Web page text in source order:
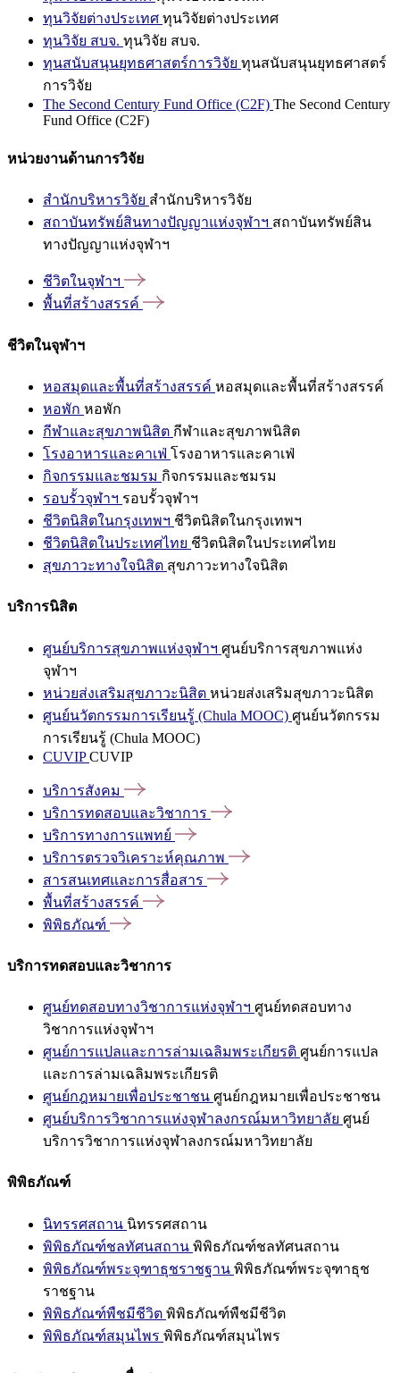
ทุนวิจัยต่างประเทศ ทุนวิจัยต่างประเทศ
ทุนวิจัย สบจ. ทุนวิจัย สบจ.
ทุนสนับสนุนยุทธศาสตร์การวิจัย ทุนสนับสนุนยุทธศาสตร์
การวิจัย
The Second Century Fund Office (C2F) The Second Century
Fund Office (C2F)
หน่วยงานด้านการวิจัย
สำนักบริหารวิจัย สำนักบริหารวิจัย
สถาบันทรัพย์สินทางปัญญาแห่งจุฬาฯ สถาบันทรัพย์สิน
ทางปัญญาแห่งจุฬาฯ
ชีวิตในจุฬาฯ
พื้นที่สร้างสรรค์
ชีวิตในจุฬาฯ
หอสมุดและพื้นที่สร้างสรรค์ หอสมุดและพื้นที่สร้างสรรค์
หอพัก หอพัก
กีฬาและสุขภาพนิสิต กีฬาและสุขภาพนิสิต
โรงอาหารและคาเฟ่ โรงอาหารและคาเฟ่
กิจกรรมและชมรม กิจกรรมและชมรม
รอบรั้วจุฬาฯ รอบรั้วจุฬาฯ
ชีวิตนิสิตในกรุงเทพฯ ชีวิตนิสิตในกรุงเทพฯ
ชีวิตนิสิตในประเทศไทย ชีวิตนิสิตในประเทศไทย
สุขภาวะทางใจนิสิต สุขภาวะทางใจนิสิต
บริการนิสิต
ศูนย์บริการสุขภาพแห่งจุฬาฯ ศูนย์บริการสุขภาพแห่ง
จุฬาฯ
หน่วยส่งเสริมสุขภาวะนิสิต หน่วยส่งเสริมสุขภาวะนิสิต
ศูนย์นวัตกรรมการเรียนรู้ (Chula MOOC) ศูนย์นวัตกรรม
การเรียนรู้ (Chula MOOC)
CUVIPCUVIP
บริการสังคม
บริการทดสอบและวิชาการ
บริการทางการแพทย์
บริการตรวจวิเคราะห์คุณภาพ
สารสนเทศและการสื่อสาร
พื้นที่สร้างสรรค์
พิพิธภัณฑ์
บริการทดสอบและวิชาการ
ศูนย์ทดสอบทางวิชาการแห่งจุฬาฯ ศูนย์ทดสอบทาง
วิชาการแห่งจุฬาฯ
ศูนย์การแปลและการล่ามเฉลิมพระเกียรติ ศูนย์การแปล
และการล่ามเฉลิมพระเกียรติ
ศูนย์กฎหมายเพื่อประชาชน ศูนย์กฎหมายเพื่อประชาชน
ศูนย์บริการวิชาการแห่งจุฬาลงกรณ์มหาวิทยาลัย ศูนย์
บริการวิชาการแห่งจุฬาลงกรณ์มหาวิทยาลัย
พิพิธภัณฑ์
นิทรรศสถาน นิทรรศสถาน
พิพิธภัณฑ์ชลทัศนสถาน พิพิธภัณฑ์ชลทัศนสถาน
พิพิธภัณฑ์พระจุฑาธุชราชฐาน พิพิธภัณฑ์พระจุฑาธุช
ราชฐาน
พิพิธภัณฑ์พืชมีชีวิต พิพิธภัณฑ์พืชมีชีวิต
พิพิธภัณฑ์สมุนไพร พิพิธภัณฑ์สมุนไพร